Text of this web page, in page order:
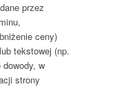
przez
ceny)
tekstowej (np.
w
strony